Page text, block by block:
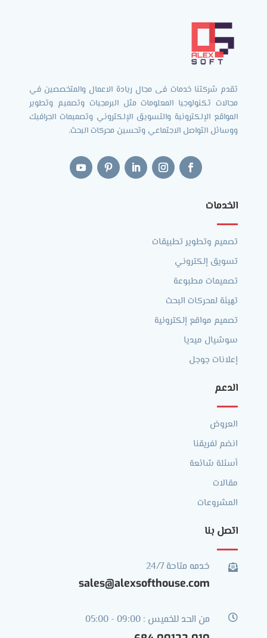
تقدم شركتنا خدمات فى مجال ريادة الاعمال والمتخصصين في
مجالات تكنولوجيا المعلومات مثل البرمجيات وتصميم وتطوير
المواقع الإلكترونية والتسويق الإلكتروني وتصميمات الجرافيك
ووسائل التواصل الاجتماعي وتحسين محركات البحث.
الخدمات
تصميم وتطوير تطبيقات
تسويق إلكتروني
تصميمات مطبوعة
تهيئة لمحركات البحث
تصميم مواقع إلكترونية
سوشيال ميديا
إعلانات جوجل
الدعم
العروض
انضم لفريقنا
أسئلة شائعة
مقالات
المشروعات
اتصل بنا
 خدمه متاحة 24/7
sales@alexsofthouse.com
 من الحد للخميس : 09:00 - 05:00